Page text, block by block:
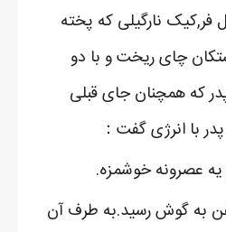
فر,کیک نارگیلی که پخته
چای ریخت و با دو
که همچنان جای قبلی
با انرژی گفت：
یه عصرونه خوشمزه.
به گوش رسید.به طرف آن